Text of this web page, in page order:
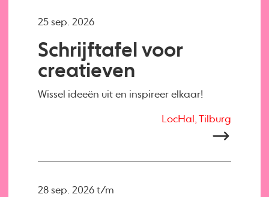
Schrijftafel voor
creatieven
Wissel ideeën uit en inspireer elkaar!
25 sep. 2026
LocHal, Tilburg
28 sep. 2026 t/m